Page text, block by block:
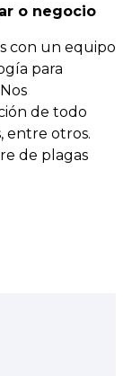
o negocio
con un equipo
para
de todo
entre otros.
de plagas